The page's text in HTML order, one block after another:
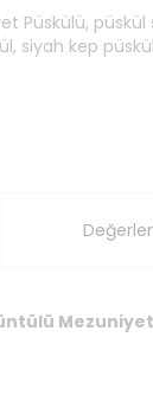
Püskülü, püskül
, siyah kep